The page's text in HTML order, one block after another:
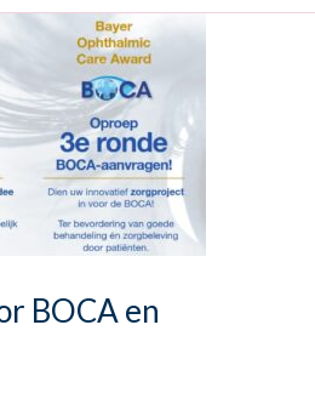
BOCA en